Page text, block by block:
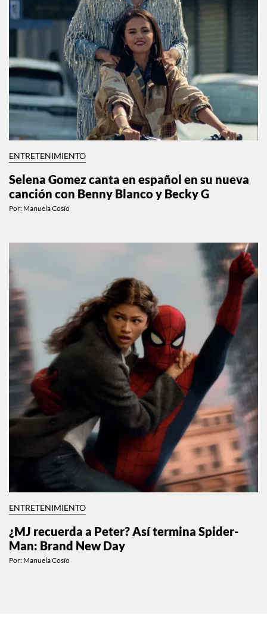
ENTRETENIMIENTO
Selena Gomez canta en español en su nueva
canción con Benny Blanco y Becky G
Por: Manuela Cosío
ENTRETENIMIENTO
¿MJ recuerda a Peter? Así termina Spider-
Man: Brand New Day
Por: Manuela Cosío